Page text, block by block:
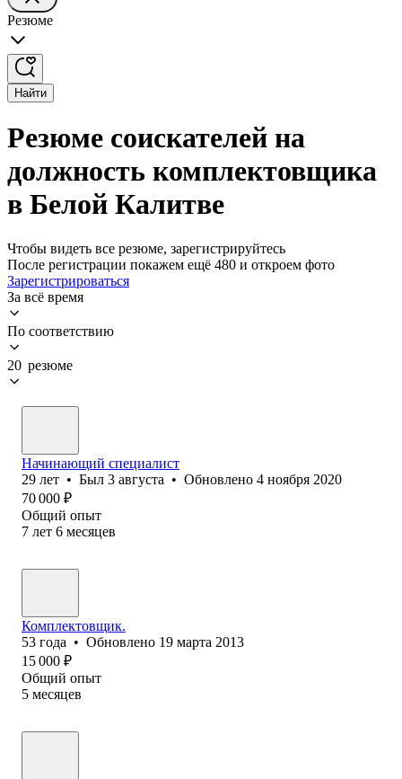
Резюме
Найти
Резюме соискателей на
должность комплектовщика
в Белой Калитве
Чтобы видеть все резюме, зарегистрируйтесь
После регистрации покажем ещё 480 и откроем фото
Зарегистрироваться
За всё время
По соответствию
20 резюме
Начинающий специалист
29 лет • Был 3 августа • Обновлено 4 ноября 2020
70 000 ₽
Общий опыт
7 лет 6 месяцев
Комплектовщик.
53 года • Обновлено 19 марта 2013
15 000 ₽
Общий опыт
5 месяцев